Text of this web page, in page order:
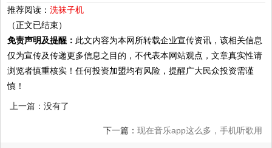
推荐阅读：洗袜子机
（正文已结束）
免责声明及提醒： 此文内容为本网所转载企业宣传资讯，该相关信息
仅为宣传及传递更多信息之目的，不代表本网站观点，文章真实性请
浏览者慎重核实！任何投资加盟均有风险，提醒广大民众投资需谨
慎！
上一篇：没有了
下一篇： 现在音乐app这么多，手机听歌用